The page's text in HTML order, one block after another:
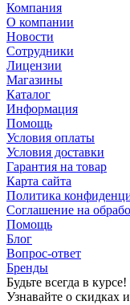
Компания
О компании
Новости
Сотрудники
Лицензии
Магазины
Каталог
Информация
Помощь
Условия оплаты
Условия доставки
Гарантия на товар
Карта сайта
Политика
Соглашение на
Помощь
Блог
Вопрос-ответ
Бренды
Будьте всегда в курсе!
Узнавайте о скидках